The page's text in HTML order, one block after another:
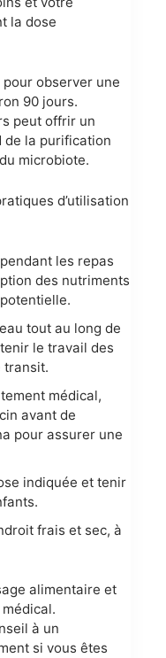
la dose
observer une
90 jours.
peut offrir un
de la purification
microbiote.
d’utilisation
les repas
des nutriments
tout au long de
le travail des
transit.
médical,
avant de
pour assurer une
indiquée et tenir
frais et sec, à
alimentaire et
à un
si vous êtes